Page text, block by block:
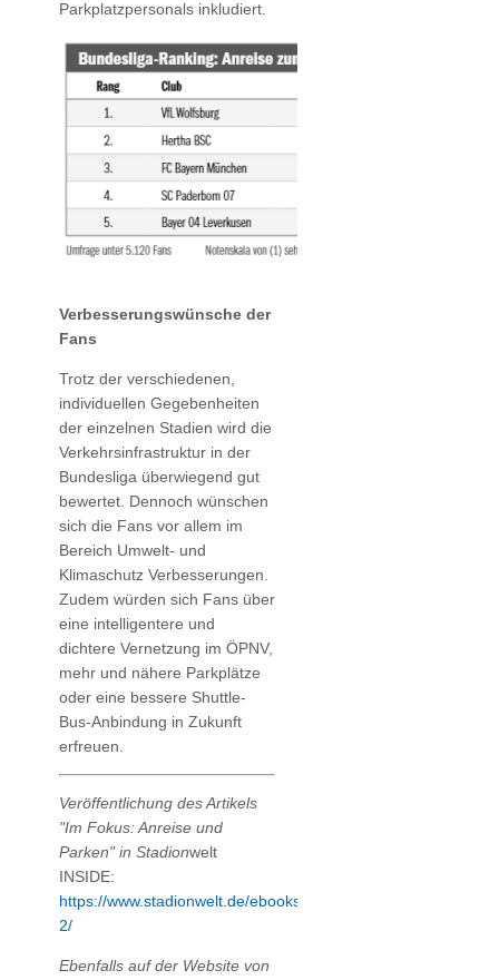
Parkplatzpersonals inkludiert.
Verbesserungswünsche der
Fans
Trotz der verschiedenen,
individuellen Gegebenheiten
der einzelnen Stadien wird die
Verkehrsinfrastruktur in der
Bundesliga überwiegend gut
bewertet. Dennoch wünschen
sich die Fans vor allem im
Bereich Umwelt- und
Klimaschutz Verbesserungen.
Zudem würden sich Fans über
eine intelligentere und
dichtere Vernetzung im ÖPNV,
mehr und nähere Parkplätze
oder eine bessere Shuttle-
Bus-Anbindung in Zukunft
erfreuen.
Veröffentlichung des Artikels
"Im Fokus: Anreise und
Parken" in Stadionwelt
INSIDE:
https://www.stadionwelt.de/ebooks/2020-
2/
Ebenfalls auf der Website von